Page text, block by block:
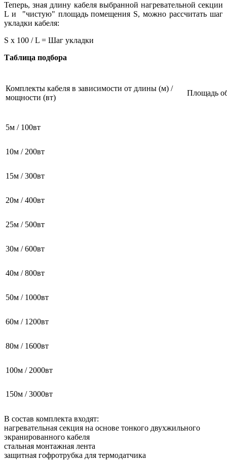
Теперь, зная длину кабеля выбранной нагревательной секции
L и "чистую" площадь помещения S, можно рассчитать шаг
укладки кабеля:
S х 100 / L = Шаг укладки
Таблица подбора
Комплекты кабеля в зависимости от длины (м) /
мощности (вт)
Площадь
5м / 100вт
10м / 200вт
15м / 300вт
20м / 400вт
25м / 500вт
30м / 600вт
40м / 800вт
50м / 1000вт
60м / 1200вт
80м / 1600вт
100м / 2000вт
150м / 3000вт
В состав комплекта входят:
нагревательная секция на основе тонкого двухжильного
экранированного кабеля
стальная монтажная лента
защитная гофротрубка для термодатчика